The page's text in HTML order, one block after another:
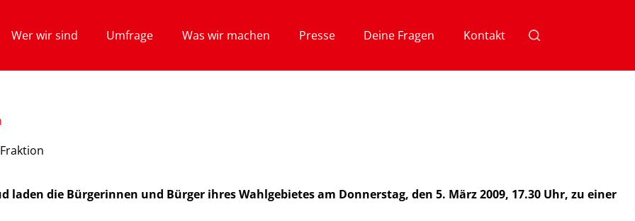
Wer wir sind Umfrage Was wir machen Presse Deine Fragen Kontakt
laden die Bürgerinnen und Bürger ihres Wahlgebietes am Donnerstag, den 5. März 2009, 17.30 Uhr, zu einer